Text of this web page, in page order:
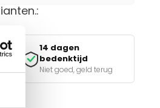
14 dagen
bedenktijd
Niet goed, geld terug